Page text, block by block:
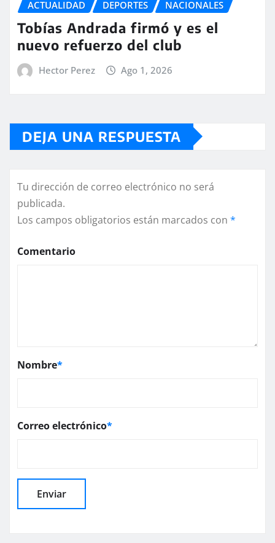
ACTUALIDAD DEPORTES NACIONALES
Tobías Andrada firmó y es el
nuevo refuerzo del club
Hector Perez Ago 1, 2026
DEJA UNA RESPUESTA
Tu dirección de correo electrónico no será
publicada.
Los campos obligatorios están marcados con *
Comentario
Nombre*
Correo electrónico*